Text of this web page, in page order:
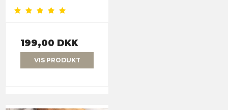
199,00 DKK
VIS PRODUKT